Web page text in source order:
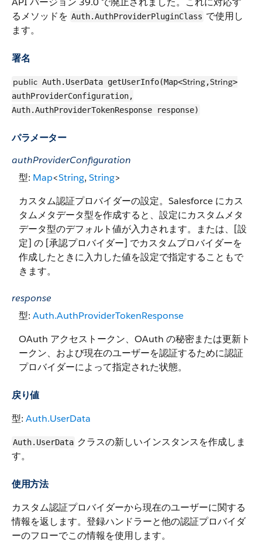
るメソッドを Auth.AuthProviderPluginClass で使用し
ます。
署名
public Auth.UserData getUserInfo(Map<String,String>
authProviderConfiguration,
Auth.AuthProviderTokenResponse response)
パラメーター
authProviderConfiguration
型: Map<String, String>
カスタム認証プロバイダーの設定。Salesforce にカス
タムメタデータ型を作成すると、設定にカスタムメタ
データ型のデフォルト値が入力されます。または、[設
定] の [承認プロバイダー] でカスタムプロバイダーを
作成したときに入力した値を設定で指定することもで
きます。
response
型: Auth.AuthProviderTokenResponse
OAuth アクセストークン、OAuth の秘密または更新ト
ークン、および現在のユーザーを認証するために認証
プロバイダーによって指定された状態。
戻り値
型: Auth.UserData
Auth.UserData クラスの新しいインスタンスを作成しま
す。
使用方法
カスタム認証プロバイダーから現在のユーザーに関する
情報を返します。登録ハンドラーと他の認証プロバイダ
ーのフローでこの情報を使用します。